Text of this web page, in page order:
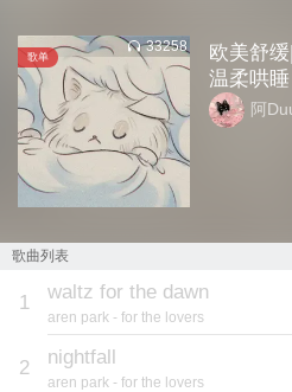
歌单
33258
欧美舒
温柔哄睡
阿
歌曲列表
1 waltz for the dawn
aren park - for the lovers
2 nightfall
aren park - for the lovers